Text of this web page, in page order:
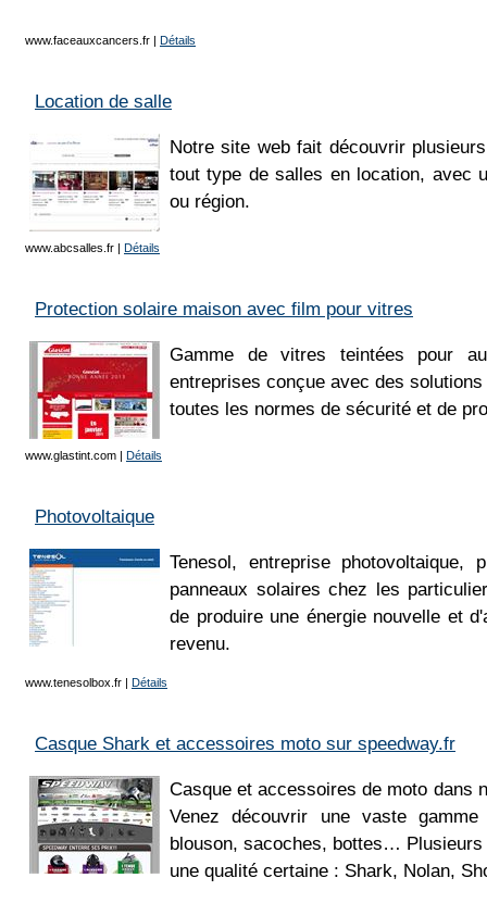
www.faceauxcancers.fr | Détails
Location de salle
Notre site web fait découvrir
tout type de salles en location, avec
ou région.
www.abcsalles.fr | Détails
Protection solaire maison avec film pour vitres
Gamme de vitres teintées pour
entreprises conçue avec des
toutes les normes de sécurité et de
www.glastint.com | Détails
Photovoltaique
Tenesol, entreprise photovoltaique,
panneaux solaires chez les
de produire une énergie nouvelle et
revenu.
www.tenesolbox.fr | Détails
Casque Shark et accessoires moto sur speedway.fr
Casque et accessoires de moto dans
Venez découvrir une vaste
blouson, sacoches, bottes…
une qualité certaine : Shark, Nolan,